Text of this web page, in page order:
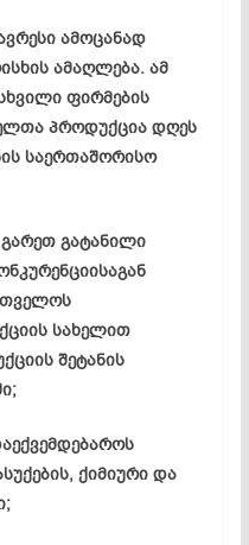
ამოცანად
ამაღლება. ამ
ფირმების
პროდუქცია დღეს
საერთაშორისო
გარეთ გატანილი
სახელით
შეტანის
ქიმიური და